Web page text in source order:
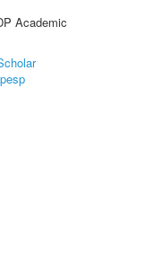
Academic